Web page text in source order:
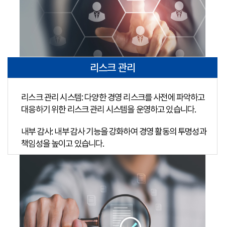
리스크 관리
리스크 관리 시스템: 다양한 경영 리스크를 사전에 파악하고
대응하기 위한 리스크 관리 시스템을 운영하고 있습니다.
내부 감사: 내부 감사 기능을 강화하여 경영 활동의 투명성과
책임성을 높이고 있습니다.